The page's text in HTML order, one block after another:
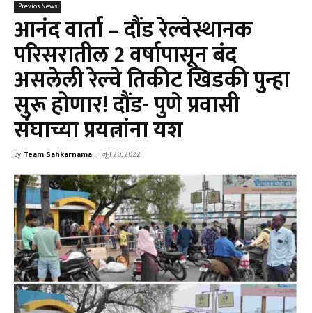
Previos News
आनंद वार्ता – दौंड रेल्वेस्थानक
परिसरातील 2 वर्षापासून बंद
असलेली रेल्वे तिकीट खिडकी पुन्हा
सुरू होणार! दौंड- पुणे प्रवासी
संघाच्या प्रयत्नांना यश
By Team Sahkarnama - जून 20, 2022